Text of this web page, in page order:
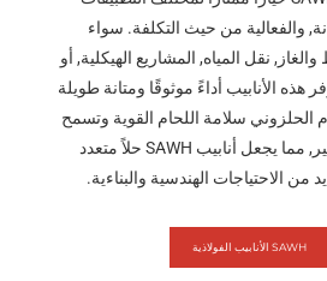
والفعالية من حيث التكلفة. سواء
نقل المياه, المشاريع الهيكلية, أو
هذه الأنابيب أداءً موثوقًا ومتانة طويلة
الحلزوني سلامة اللحام القوية وتسمح
بإنتاج أنابيب ذات قطر كبير, مما يجعل أنابيب SAWH حلاً متعدد
من الاحتياجات الهندسية والبناءية.
SAWH الأنابيب الفولاذية